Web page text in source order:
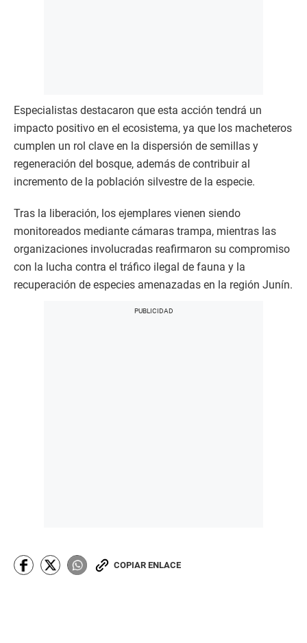
Especialistas destacaron que esta acción tendrá un
impacto positivo en el ecosistema, ya que los macheteros
cumplen un rol clave en la dispersión de semillas y
regeneración del bosque, además de contribuir al
incremento de la población silvestre de la especie.
Tras la liberación, los ejemplares vienen siendo
monitoreados mediante cámaras trampa, mientras las
organizaciones involucradas reafirmaron su compromiso
con la lucha contra el tráfico ilegal de fauna y la
recuperación de especies amenazadas en la región Junín.
COPIAR ENLACE